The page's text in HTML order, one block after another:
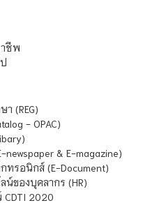
าชีพ
(REG)
- OPAC)
& E-magazine)
ทรอนิกส์ (E-Document)
น์ของบุคลากร (HR)
2020